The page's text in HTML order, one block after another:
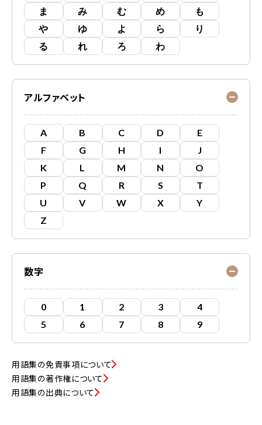
ま
み む め
も
や
ゆ よ ら
り
る
れ ろ わ
アルファベット
A B C D
E
F
G H I
J
K
L M N
O
P
Q R S
T
U
V W X
Y
Z
数字
0 1 2 3
4
5
6 7 8 9
用語集の免責事項について
用語集の著作権について
用語集の出典について